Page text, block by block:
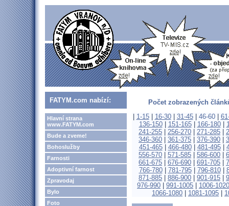
FATYM.com nabízí:
Hlavní strana
www.FATYM.com
Bude a zveme!
Bohoslužby
Farnosti
Adoptivní farnost
Zpravodaj
Bylo
Foto
Počet zobrazených
1-15| 16-30| 31-45| 46-60|
136-150| 151-165| 166-180|
241-255
256-270 271-285
346-360
361-375 376-390
451-465| 466-480| 481-495|
556-570
571-585 586-600
661-675
676-690 691-705
766-780| 781-795| 796-810|
871-885
886-900 901-915
976-990
991-1005
1006-1020
1066-1080
1081-1095